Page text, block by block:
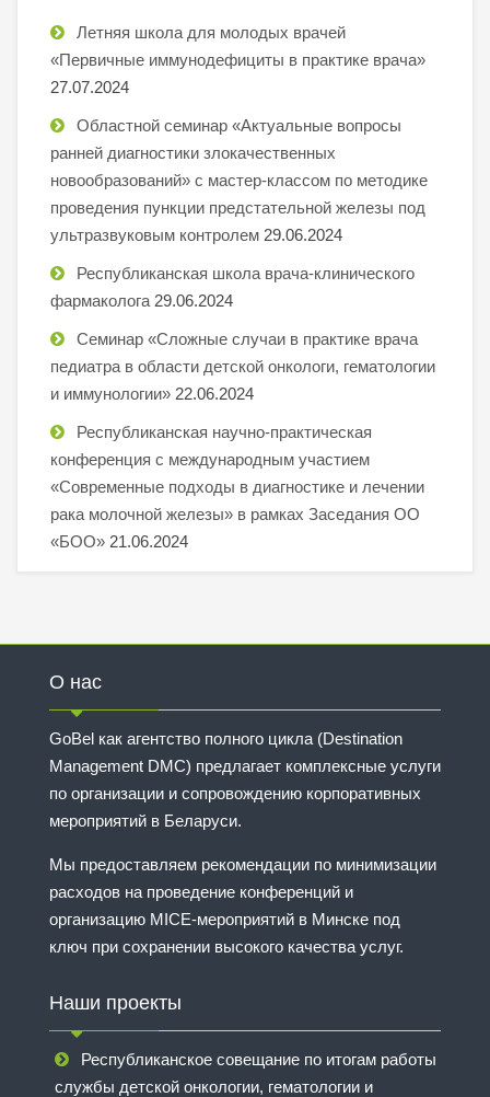
Летняя школа для молодых врачей
«Первичные иммунодефициты в практике врача»
27.07.2024
Областной семинар «Актуальные вопросы
ранней диагностики злокачественных
новообразований» с мастер-классом по методике
проведения пункции предстательной железы под
ультразвуковым контролем 29.06.2024
Республиканская школа врача-клинического
фармаколога 29.06.2024
Семинар «Сложные случаи в практике врача
педиатра в области детской онкологи, гематологии
и иммунологии» 22.06.2024
Республиканская научно-практическая
конференция с международным участием
«Современные подходы в диагностике и лечении
рака молочной железы» в рамках Заседания ОО
«БОО» 21.06.2024
О нас
GoBel как агентство полного цикла (Destination
Management DMC) предлагает комплексные услуги
по организации и сопровождению корпоративных
мероприятий в Беларуси.
Мы предоставляем рекомендации по минимизации
расходов на проведение конференций и
организацию MICE-мероприятий в Минске под
ключ при сохранении высокого качества услуг.
Наши проекты
Республиканское совещание по итогам работы
службы детской онкологии, гематологии и